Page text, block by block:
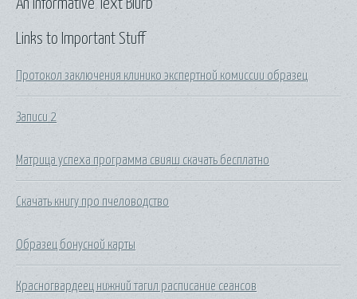
Links to Important Stuff
Протокол заключения клинико экспертной комиссии образец
Записи 2
Матрица успеха программа свияш скачать бесплатно
Скачать книгу про пчеловодство
Образец бонусной карты
Красногвардеец нижний тагил расписание сеансов
An Informative Text Blurb